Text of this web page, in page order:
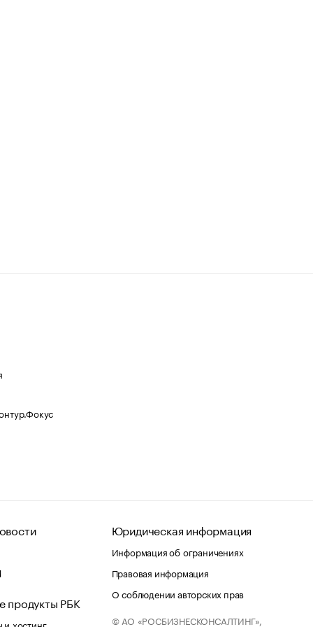
продукты РБК
хостинг
Юридическая информация
Информация об ограничениях
Правовая информация
О соблюдении авторских прав
© АО «РОСБИЗНЕСКОНСАЛТИНГ»,